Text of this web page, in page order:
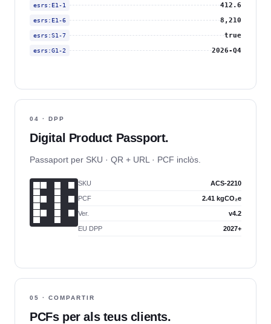
esrs:E1-1 412.6
esrs:E1-6 8,210
esrs:S1-7 true
esrs:G1-2 2026-Q4
04 · DPP
Digital Product Passport.
Passaport per SKU · QR + URL · PCF inclòs.
SKU ACS-2210
PCF 2.41 kgCO₂e
Ver. v4.2
EU DPP 2027+
05 · COMPARTIR
PCFs per als teus clients.